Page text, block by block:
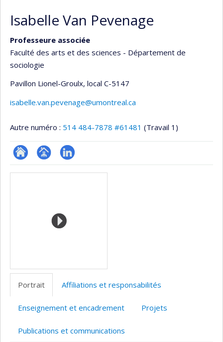
Isabelle Van Pevenage
Professeure associée
Faculté des arts et des sciences - Département de
sociologie
Pavillon Lionel-Groulx, local C-5147
isabelle.van.pevenage@umontreal.ca
Autre numéro : 514 484-7878 #61481 (Travail 1)
ResearchGate
Page LinkedIn
Médias
Portrait Affiliations et responsabilités
Enseignement et encadrement Projets
Publications et communications